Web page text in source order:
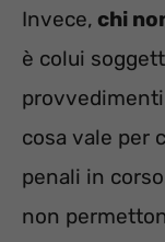
Invece, chi
è colui
cosa vale per
penali in
non